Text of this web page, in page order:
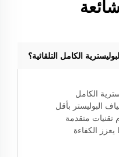
الكامل التلقائية؟
الكامل
البوليستر بأقل
متقدمة
يعزز الكفاءة